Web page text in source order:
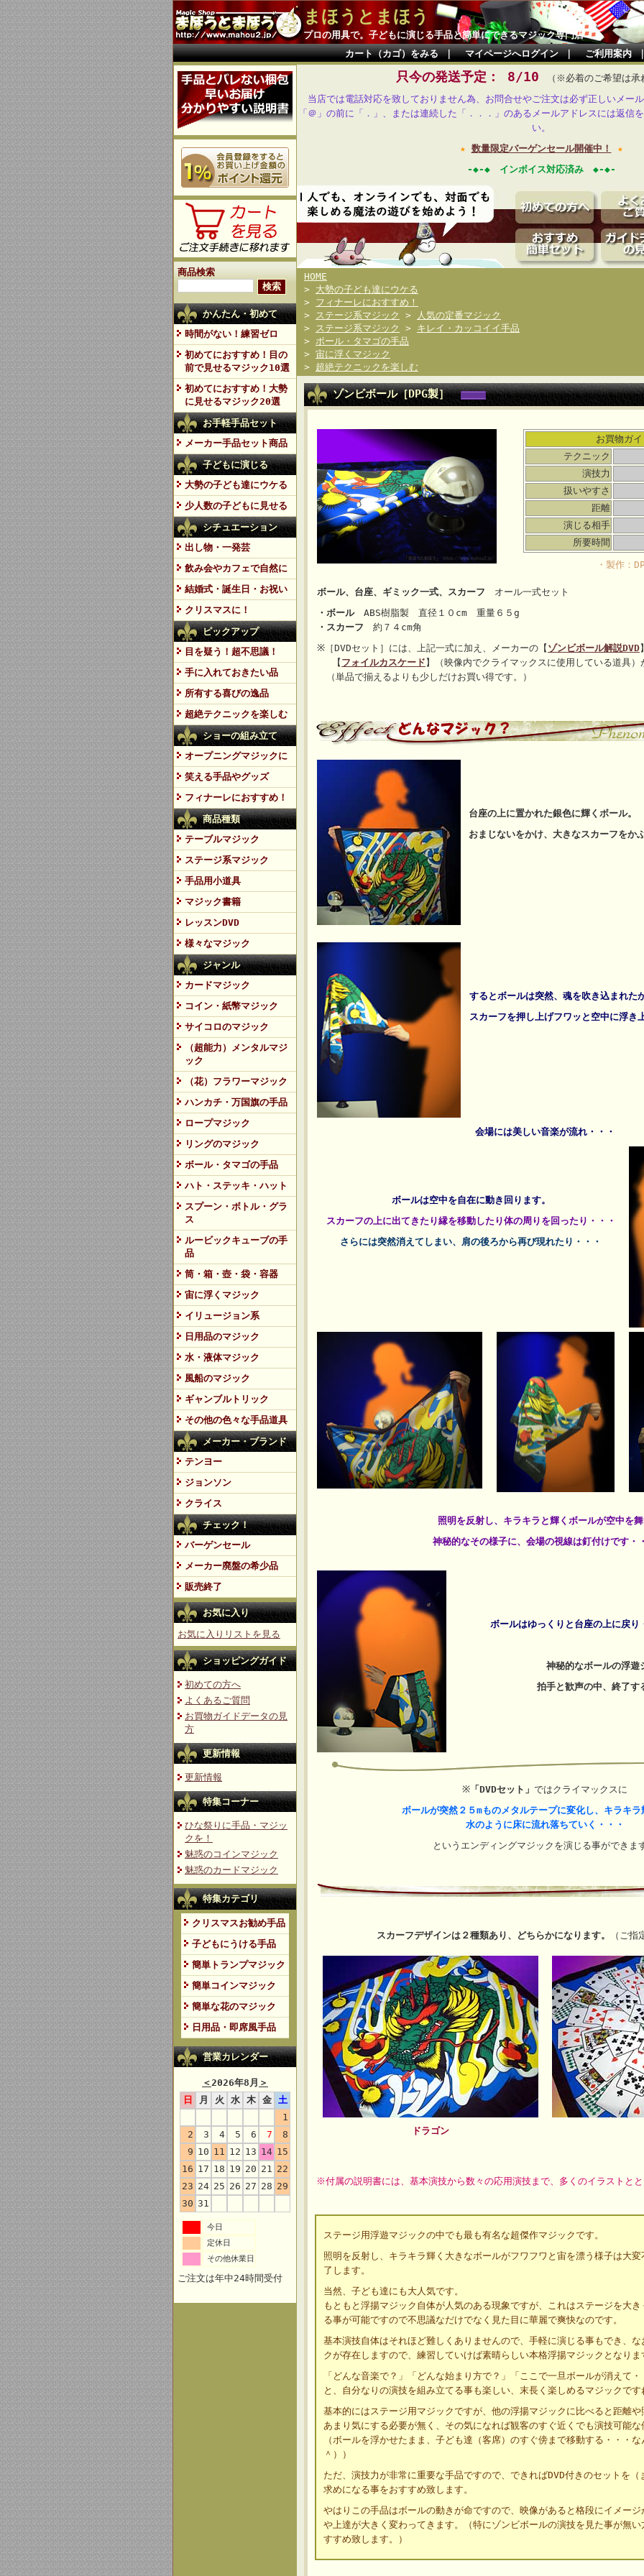
まほうとまほう
プロの用具で。子どもに演じる手品と簡単にできるマジック専門店
カート（カゴ）をみる｜ マイページへログイン｜ ご利用案内
商品検索
かんたん・初めて
時間がない！練習ゼロ
初めてにおすすめ！目の
前で見せるマジック10選
初めてにおすすめ！大勢
に見せるマジック20選
お手軽手品セット
メーカー手品セット商品
子どもに演じる
大勢の子ども達にウケる
少人数の子どもに見せる
シチュエーション
出し物・一発芸
飲み会やカフェで自然に
結婚式・誕生日・お祝い
クリスマスに！
ピックアップ
目を疑う！超不思議！
手に入れておきたい品
所有する喜びの逸品
超絶テクニックを楽しむ
ショーの組み立て
オープニングマジックに
笑える手品やグッズ
フィナーレにおすすめ！
商品種類
テーブルマジック
ステージ系マジック
手品用小道具
マジック書籍
レッスンDVD
様々なマジック
ジャンル
カードマジック
コイン・紙幣マジック
サイコロのマジック
（超能力）メンタルマジ
ック
（花）フラワーマジック
ハンカチ・万国旗の手品
ロープマジック
リングのマジック
ボール・タマゴの手品
ハト・ステッキ・ハット
スプーン・ボトル・グラ
ス
ルービックキューブの手
品
筒・箱・壺・袋・容器
宙に浮くマジック
イリュージョン系
日用品のマジック
水・液体マジック
風船のマジック
ギャンブルトリック
その他の色々な手品道具
メーカー・ブランド
テンヨー
ジョンソン
クライス
チェック！
バーゲンセール
メーカー廃盤の希少品
販売終了
お気に入り
お気に入りリストを見る
ショッピングガイド
初めての方へ
よくあるご質問
お買物ガイドデータの見
方
更新情報
更新情報
特集コーナー
ひな祭りに手品・マジッ
クを！
魅惑のコインマジック
魅惑のカードマジック
特集カテゴリ
クリスマスお勧め手品
子どもにうける手品
簡単トランプマジック
簡単コインマジック
簡単な花のマジック
日用品・即席風手品
営業カレンダー
＜2026年8月 ＞
日
月 火 水 木 金
土
1
2
3 4 5 6 7
8
9 10 11 12 13 14 15
16 17 18 19 20 21 22
23 24 25 26 27 28 29
30 31
今日
定休日
その他休業日
ご注文は年中24時間受付
只今の発送予定： 8/10
（※必着のご希望は承
当店では電話対応を致しておりません為、お問合せやご注文は必ず正しいメー
「＠」の前に「．」、または連続した「．．．」のあるメールアドレスには返信
い。
★ 数量限定バーゲンセール開催中！
★
-◆-◆ インボイス対応済み ◆-◆-
HOME
> 大勢の子ども達にウケる
> フィナーレにおすすめ！
> ステージ系マジック >
人気の定番マジック
> ステージ系マジック > キレイ・カッコイイ手品
> ボール・タマゴの手品
> 宙に浮くマジック
> 超絶テクニックを楽しむ
ゾンビボール［DPG製］
お買物ガ
テクニック
演技力
扱いやすさ
距離
演じる相手
所要時間
・製作：
ボール、台座、ギミック一式、スカーフ オール一式セット
・ボールABS樹脂製 直径１０cm 重量６５g
・スカーフ 約７４cm角
※［DVDセット］には、上記一式に加え、メーカーの【ゾンビボール解説DVD
【フォイルカスケード】（映像内でクライマックスに使用している道具）
（単品で揃えるよりも少しだけお買い得です。）
台座の上に置かれた銀色に輝くボール。
おまじないをかけ、大きなスカーフをか
すると ボールは突然、魂を吹き込まれた
スカーフを押し上げフワッと空中に浮き
会場には美しい音楽が流れ・・・
ボールは空中を自在に動き回ります。
スカーフの上に出てきたり縁を移動したり体の周りを回ったり・・・
さらには突然消えてしまい、
肩の後ろから再び現れたり・・・
照明を反射し、キラキラと輝くボールが空中を
神秘的なその様子に、会場の視線は釘付けです・
ボールはゆっくりと台座の上に戻り
神秘的なボールの浮遊
拍手と歓声の中、終了す
※ 「DVDセット」 ではクライマックスに
ボールが突然２５mものメタルテープに変化し、キラキ
水のように床に流れ落ちていく・・・
というエンディングマジックを演じる事ができま
スカーフデザインは２種類あり、どちらかになります。 （ご
ドラゴン
※付属の説明書には、基本演技から数々の応用演技まで、多くのイラストと
ステージ用浮遊マジックの中でも最も有名な超傑作マジックです。
照明を反射し、キラキラ輝く大きなボールがフワフワと宙を漂う様子は大
了します。
当然、子ども達にも大人気です。
もともと浮揚マジック自体が人気のある現象ですが、これはステージを大
る事が可能ですので不思議なだけでなく見た目に華麗で爽快なのです。
基本演技自体はそれほど難しくありませんので、手軽に演じる事もでき、
クが存在しますので、練習していけば素晴らしい本格浮揚マジックとなりま
「どんな音楽で？」「どんな始まり方で？」「ここで一旦ボールが消え
と、自分なりの演技を組み立てる事も楽しい、末長く楽しめるマジックです
基本的にはステージ用マジックですが、他の浮揚マジックに比べると距離
あまり気にする必要が無く、その気になれば観客のすぐ近くでも演技可能
（ボールを浮かせたまま、子ども達（客席）のすぐ傍まで移動する・・・
＾））
ただ、演技力が非常に重要な手品ですので、できればDVD付きのセットを（
求めになる事をおすすめ致します。
やはりこの手品はボールの動きが命ですので、映像があると格段にイメー
や上達が大きく変わってきます。（特にゾンビボールの演技を見た事が無い
すすめ致します。）